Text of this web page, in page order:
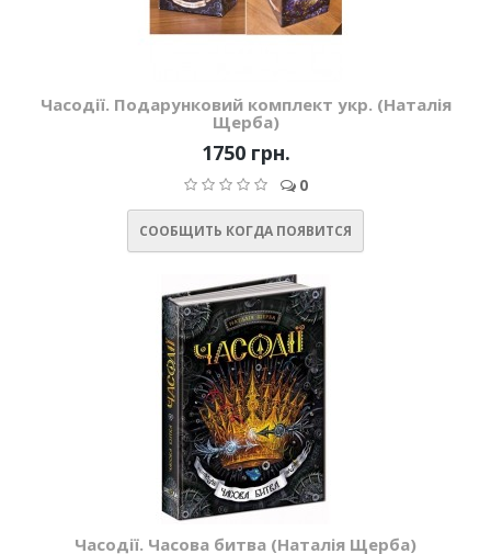
Часодії. Подарунковий комплект укр. (Наталія
Щерба)
1750 грн.
0
СООБЩИТЬ КОГДА ПОЯВИТСЯ
Часодії. Часова битва (Наталія Щерба)